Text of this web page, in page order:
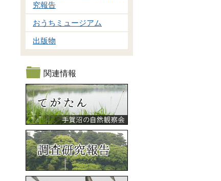
究報告
おうちミュージアム
出版物
関連情報